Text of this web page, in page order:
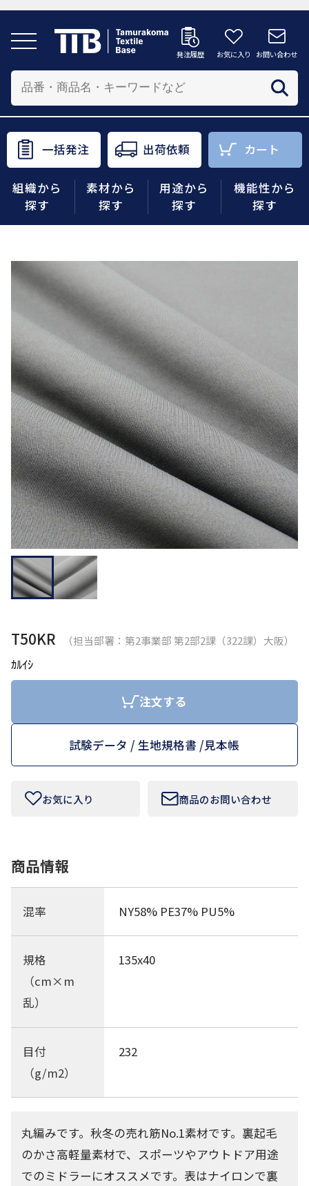
発注履歴 お気に入り お問い合わせ
一括発注 出荷依頼 カート
組織から
探す
素材から
探す
用途から
探す
機能性から
探す
発注履歴 お気に入り お問い合わせ
商品をさがす
組織から探す
素材から探す
用途から探す
機能性から探す
会員様メニュー
ログイ
ン
お気に入
り
発注履
歴
ご利用ガイ
ド
問い合わせ
大阪本社 〒541-0052 大阪府中央区安土町3-3-9
東京本社 〒150-0001 東京都渋谷区神宮前1-3-10
お問い合わせフォームはこちら
よくあるご質問
会社概要
コーポレートサイト
T50KR （担当部署：第2事業部 第2部2課（322課）大阪）
ｶﾙｲｼ
注文する
試験データ / 生地規格書 /見本帳
お気に入り 商品のお問い合わせ
商品情報
混率 NY58% PE37% PU5%
規格
（cm×m
乱）
135x40
目付
（g/m2）
232
丸編みです。秋冬の売れ筋No.1素材です。裏起毛
のかさ高軽量素材で、スポーツやアウトドア用途
でのミドラーにオススメです。表はナイロンで裏
カートへ
配送先を追加する
商品を投入する配送先を選択してください。